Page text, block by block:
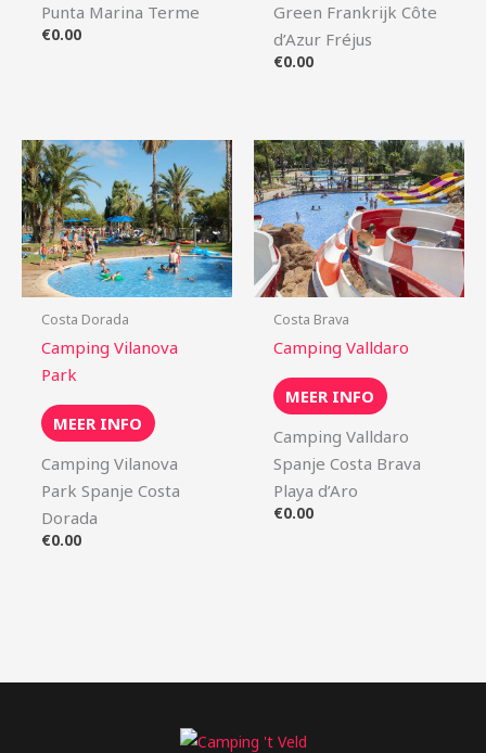
Punta Marina Terme
€0.00
Green Frankrijk Côte
d’Azur Fréjus
€0.00
Costa Dorada
Camping Vilanova
Park
MEER INFO
Camping Vilanova
Park Spanje Costa
Dorada
€0.00
Costa Brava
Camping Valldaro
MEER INFO
Camping Valldaro
Spanje Costa Brava
Playa d’Aro
€0.00